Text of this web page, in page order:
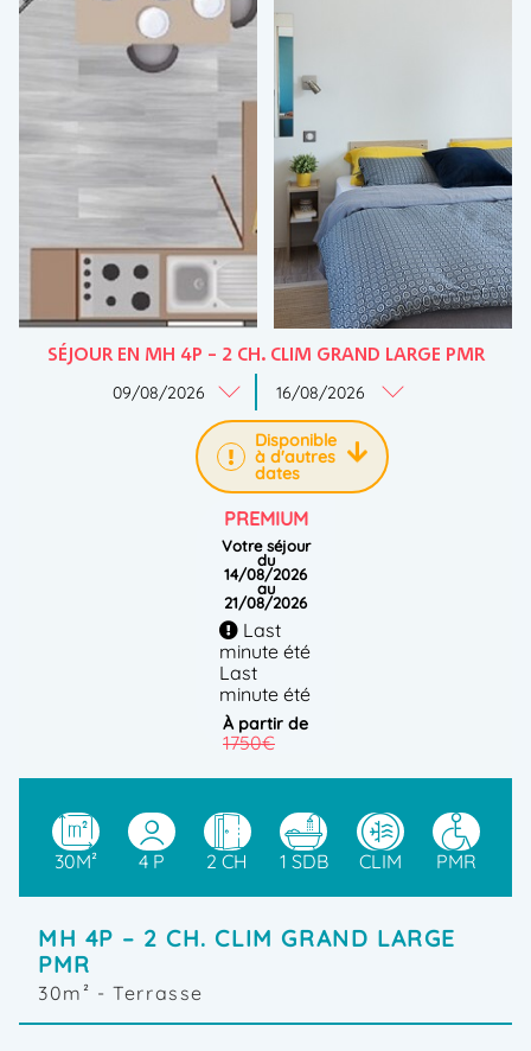
SÉJOUR EN MH 4P – 2 CH. CLIM GRAND LARGE PMR
Disponible
à d'autres
dates
PREMIUM
Votre séjour
du
14/08/2026
au
21/08/2026
Last
minute été
Last
minute été
à partir de
1750€
que 1
disponible
!
du
30M² 4 P 2 CH 1 SDB CLIM PMR
MH 4P – 2 CH. CLIM GRAND LARGE
PMR
30m² - Terrasse